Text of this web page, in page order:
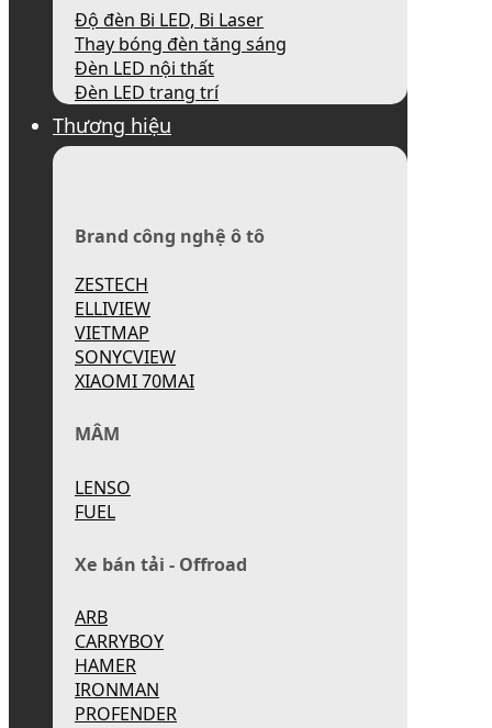
Độ đèn Bi LED, Bi Laser
Thay bóng đèn tăng sáng
Đèn LED nội thất
Đèn LED trang trí
Thương hiệu
Brand công nghệ ô tô
ZESTECH
ELLIVIEW
VIETMAP
SONYCVIEW
XIAOMI 70MAI
MÂM
LENSO
FUEL
Xe bán tải - Offroad
ARB
CARRYBOY
HAMER
IRONMAN
PROFENDER